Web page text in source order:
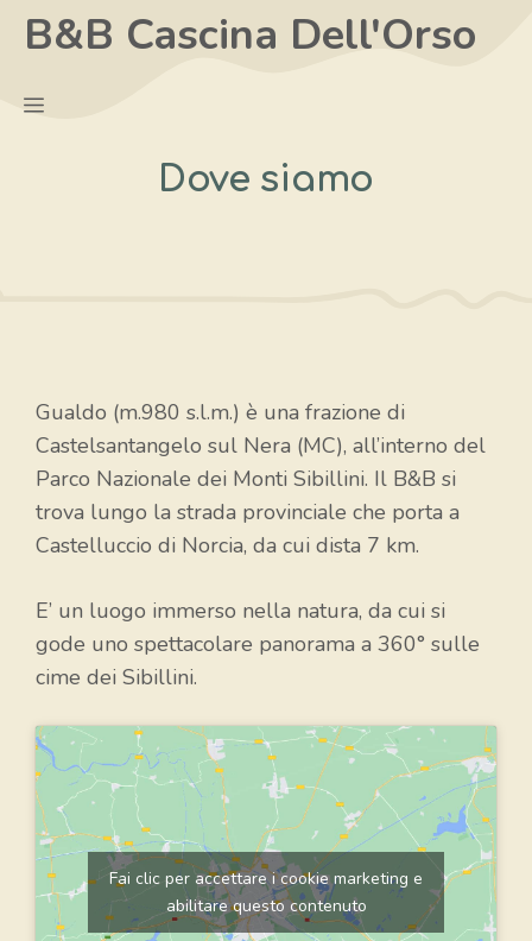
B&B Cascina Dell'Orso
Menu
Dove siamo
Gualdo (m.980 s.l.m.) è una frazione di
Castelsantangelo sul Nera (MC), all’interno del
Parco Nazionale dei Monti Sibillini. Il B&B si
trova lungo la strada provinciale che porta a
Castelluccio di Norcia, da cui dista 7 km.
E’ un luogo immerso nella natura, da cui si
gode uno spettacolare panorama a 360° sulle
cime dei Sibillini.
Fai clic per accettare i cookie marketing e
abilitare questo contenuto